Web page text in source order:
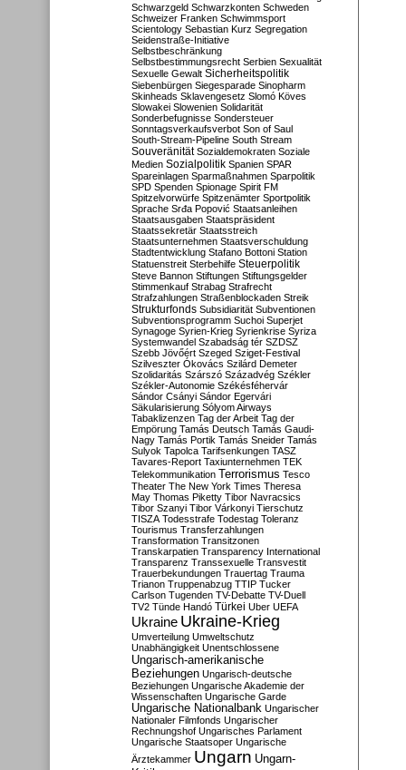
Schwarzgeld Schwarzkonten Schweden
Schweizer Franken Schwimmsport
Scientology Sebastian Kurz Segregation
Seidenstraße-Initiative
Selbstbeschränkung
Selbstbestimmungsrecht Serbien Sexualität
Sexuelle Gewalt Sicherheitspolitik
Siebenbürgen Siegesparade Sinopharm
Skinheads Sklavengesetz Slomó Köves
Slowakei Slowenien Solidarität
Sonderbefugnisse Sondersteuer
Sonntagsverkaufsverbot Son of Saul
South-Stream-Pipeline South Stream
Souveränität Sozialdemokraten Soziale
Medien Sozialpolitik Spanien SPAR
Spareinlagen Sparmaßnahmen Sparpolitik
SPD Spenden Spionage Spirit FM
Spitzelvorwürfe Spitzenämter Sportpolitik
Sprache Srđa Popović Staatsanleihen
Staatsausgaben Staatspräsident
Staatssekretär Staatsstreich
Staatsunternehmen Staatsverschuldung
Stadtentwicklung Stafano Bottoni Station
Statuenstreit Sterbehilfe Steuerpolitik
Steve Bannon Stiftungen Stiftungsgelder
Stimmenkauf Strabag Strafrecht
Strafzahlungen Straßenblockaden Streik
Strukturfonds Subsidiarität Subventionen
Subventionsprogramm Suchoi Superjet
Synagoge Syrien-Krieg Syrienkrise Syriza
Systemwandel Szabadság tér SZDSZ
Szebb Jövőért Szeged Sziget-Festival
Szilveszter Ókovács Szilárd Demeter
Szolidaritás Szárszó Századvég Székler
Székler-Autonomie Székésféhervár
Sándor Csányi Sándor Egervári
Säkularisierung Sólyom Airways
Tabaklizenzen Tag der Arbeit Tag der
Empörung Tamás Deutsch Tamás Gaudi-
Nagy Tamás Portik Tamás Sneider Tamás
Sulyok Tapolca Tarifsenkungen TASZ
Tavares-Report Taxiunternehmen TEK
Telekommunikation Terrorismus Tesco
Theater The New York Times Theresa
May Thomas Piketty Tibor Navracsics
Tibor Szanyi Tibor Várkonyi Tierschutz
TISZA Todesstrafe Todestag Toleranz
Tourismus Transferzahlungen
Transformation Transitzonen
Transkarpatien Transparency International
Transparenz Transsexuelle Transvestit
Trauerbekundungen Trauertag Trauma
Trianon Truppenabzug TTIP Tucker
Carlson Tugenden TV-Debatte TV-Duell
TV2 Tünde Handó Türkei Uber UEFA
Ukraine Ukraine-Krieg
Umverteilung Umweltschutz
Unabhängigkeit Unentschlossene
Ungarisch-amerikanische
Beziehungen Ungarisch-deutsche
Beziehungen Ungarische Akademie der
Wissenschaften Ungarische Garde
Ungarische Nationalbank Ungarischer
Nationaler Filmfonds Ungarischer
Rechnungshof Ungarisches Parlament
Ungarische Staatsoper Ungarische
Ärztekammer Ungarn Ungarn-